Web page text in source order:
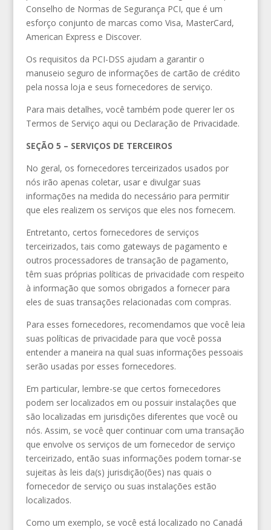
Conselho de Normas de Segurança PCI, que é um
esforço conjunto de marcas como Visa, MasterCard,
American Express e Discover.
Os requisitos da PCI-DSS ajudam a garantir o
manuseio seguro de informações de cartão de crédito
pela nossa loja e seus fornecedores de serviço.
Para mais detalhes, você também pode querer ler os
Termos de Serviço aqui ou Declaração de Privacidade.
SEÇÃO 5 – SERVIÇOS DE TERCEIROS
No geral, os fornecedores terceirizados usados por
nós irão apenas coletar, usar e divulgar suas
informações na medida do necessário para permitir
que eles realizem os serviços que eles nos fornecem.
Entretanto, certos fornecedores de serviços
terceirizados, tais como gateways de pagamento e
outros processadores de transação de pagamento,
têm suas próprias políticas de privacidade com respeito
à informação que somos obrigados a fornecer para
eles de suas transações relacionadas com compras.
Para esses fornecedores, recomendamos que você leia
suas políticas de privacidade para que você possa
entender a maneira na qual suas informações pessoais
serão usadas por esses fornecedores.
Em particular, lembre-se que certos fornecedores
podem ser localizados em ou possuir instalações que
são localizadas em jurisdições diferentes que você ou
nós. Assim, se você quer continuar com uma transação
que envolve os serviços de um fornecedor de serviço
terceirizado, então suas informações podem tornar-se
sujeitas às leis da(s) jurisdição(ões) nas quais o
fornecedor de serviço ou suas instalações estão
localizados.
Como um exemplo, se você está localizado no Canadá